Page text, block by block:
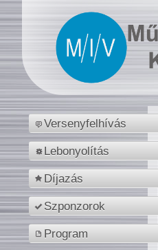
Versenyfelhívás
Lebonyolítás
Díjazás
Szponzorok
Program